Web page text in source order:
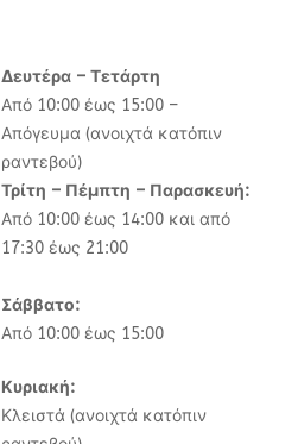
Δευτέρα – Τετάρτη
Από 10:00 έως 15:00 –
Απόγευμα (ανοιχτά κατόπιν
ραντεβού)
Τρίτη – Πέμπτη – Παρασκευή:
Από 10:00 έως 14:00 και από
17:30 έως 21:00
Σάββατο:
Από 10:00 έως 15:00
Κυριακή:
Κλειστά (ανοιχτά κατόπιν